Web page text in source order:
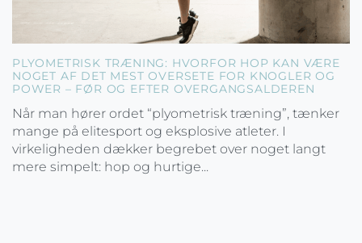
PLYOMETRISK TRÆNING: HVORFOR HOP KAN VÆRE
NOGET AF DET MEST OVERSETE FOR KNOGLER OG
POWER – FØR OG EFTER OVERGANGSALDEREN
Når man hører ordet “plyometrisk træning”, tænker
mange på elitesport og eksplosive atleter. I
virkeligheden dækker begrebet over noget langt
mere simpelt: hop og hurtige...